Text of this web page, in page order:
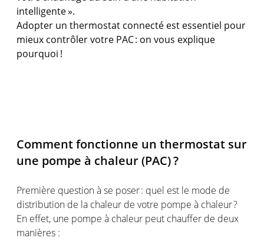
intelligente».
Adopter un thermostat connecté est essentiel pour
mieux contrôlervotre PAC : on vous explique
pourquoi !
Commentfonctionne un thermostat sur
une pompe à chaleur(PAC) ?
Première question à se poser : quel est le mode de
distribution de la chaleur de votre pompe à chaleur?
En effet, une pompe à chaleur peut chauffer de deux
manières :